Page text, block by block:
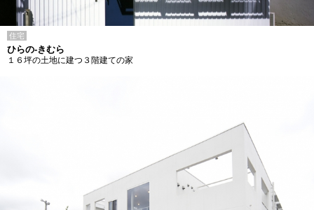
住宅
ひらの-きむら
１６坪の土地に建つ３階建ての家